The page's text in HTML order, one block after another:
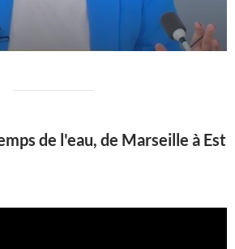
de l'eau, de Marseille à Est